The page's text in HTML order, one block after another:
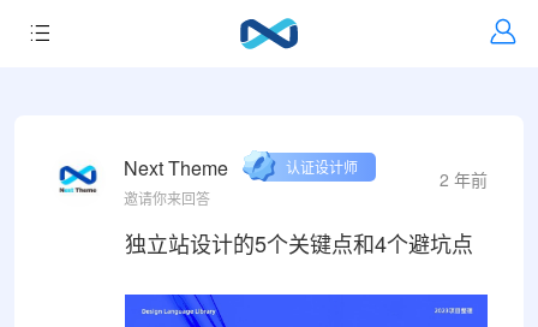
Next Theme
认证设计师
邀请你来回答
2 年前
独立站设计的5个关键点和4个避坑点